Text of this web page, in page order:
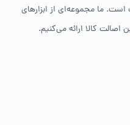
ما مجموعه‌ای از ابزارهای
کالا ارائه می‌کنیم.